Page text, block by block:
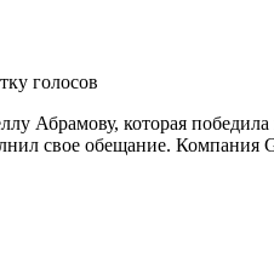
Абрамову, которая
свое обещание. Компания